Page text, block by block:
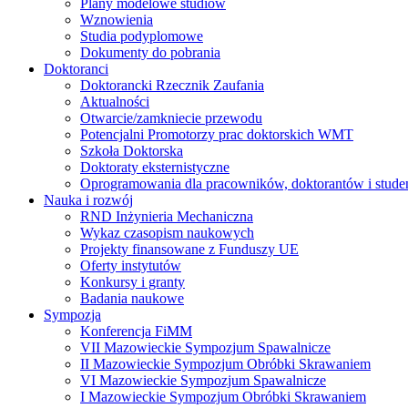
Plany modelowe studiów
Wznowienia
Studia podyplomowe
Dokumenty do pobrania
Doktoranci
Doktorancki Rzecznik Zaufania
Aktualności
Otwarcie/zamkniecie przewodu
Potencjalni Promotorzy prac doktorskich WMT
Szkoła Doktorska
Doktoraty eksternistyczne
Oprogramowania dla pracowników, doktorantów i
Nauka i rozwój
RND Inżynieria Mechaniczna
Wykaz czasopism naukowych
Projekty finansowane z Funduszy UE
Oferty instytutów
Konkursy i granty
Badania naukowe
Sympozja
Konferencja FiMM
VII Mazowieckie Sympozjum Spawalnicze
II Mazowieckie Sympozjum Obróbki Skrawaniem
VI Mazowieckie Sympozjum Spawalnicze
I Mazowieckie Sympozjum Obróbki Skrawaniem